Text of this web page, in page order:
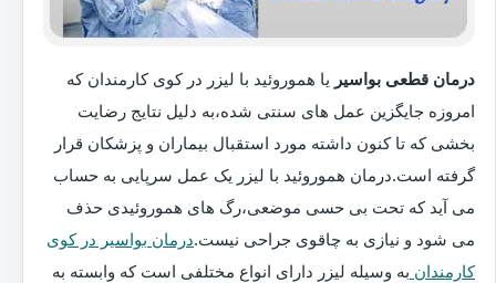
درمان قطعی بواسیر یا هموروئید با لیزر در کوی کارمندان که
امروزه جایگزین عمل های سنتی شده،به دلیل نتایج رضایت
بخشی که تا کنون داشته مورد استقبال بیماران و پزشکان قرار
گرفته است.درمان هموروئید با لیزر یک عمل سرپایی به حساب
می آید که تحت بی حسی موضعی،رگ های هموروئیدی حذف
می شود و نیازی به چاقوی جراحی نیست.درمان بواسیر در کوی
کارمندان به وسیله لیزر دارای انواع مختلفی است که وابسته به